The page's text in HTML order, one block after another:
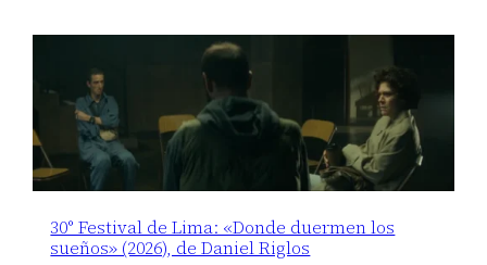
30° Festival de Lima: «Donde duermen los
sueños» (2026), de Daniel Riglos